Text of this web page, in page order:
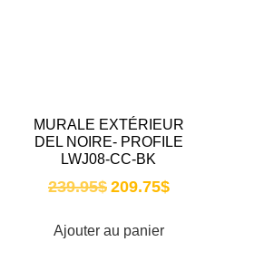
MURALE EXTÉRIEUR
DEL NOIRE- PROFILE
LWJ08-CC-BK
239.95$ 209.75$
Ajouter au panier